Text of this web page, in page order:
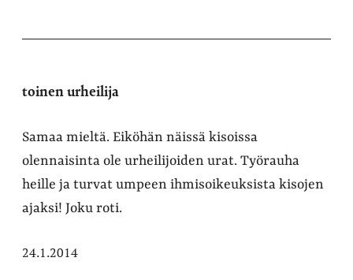
toinen urheilija
Samaa mieltä. Eiköhän näissä kisoissa
olennaisinta ole urheilijoiden urat. Työrauha
heille ja turvat umpeen ihmisoikeuksista kisojen
ajaksi! Joku roti.
24.1.2014